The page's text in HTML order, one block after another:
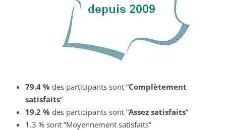
79.4 % des participants sont “Complètement
satisfaits“
19.2 % des participants sont “Assez satisfaits“
1.3 % sont “Moyennement satisfaits”